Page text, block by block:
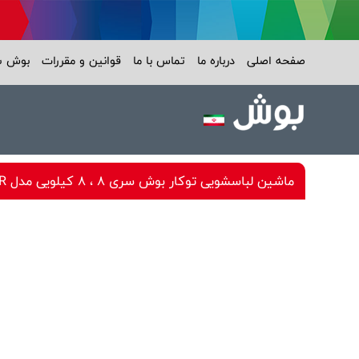
صفحه اصلی درباره ما تماس با ما قوانین و مقررات بوش
ماشین لباسشویی توکار بوش سری 8 ، 8 کیلویی مدل WIW24560IR سرعت 1200 دور -+++A